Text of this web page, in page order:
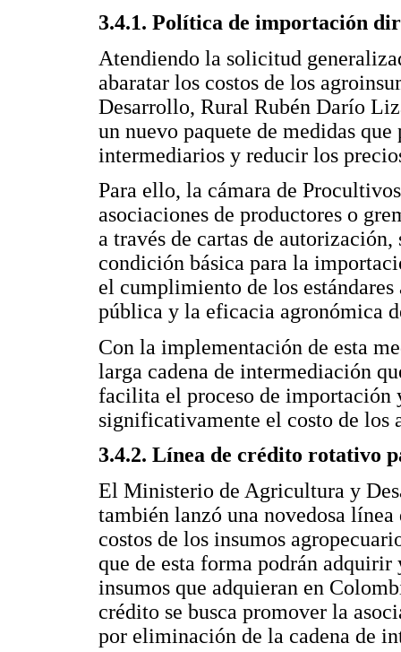
3.4.1. Política de importación
Atendiendo la solicitud
abaratar los costos de los
Desarrollo, Rural Rubén Darío
un nuevo paquete de medidas
intermediarios y reducir los
Para ello, la cámara de
asociaciones de productores o
a través de cartas de
condición básica para la
el cumplimiento de los
pública y la eficacia agronómica
Con la implementación de esta
larga cadena de intermediación
facilita el proceso de importación
significativamente el costo de los
3.4.2. Línea de crédito rotativo
El Ministerio de Agricultura y
también lanzó una novedosa
costos de los insumos
que de esta forma podrán
insumos que adquieran en
crédito se busca promover la
por eliminación de la cadena de